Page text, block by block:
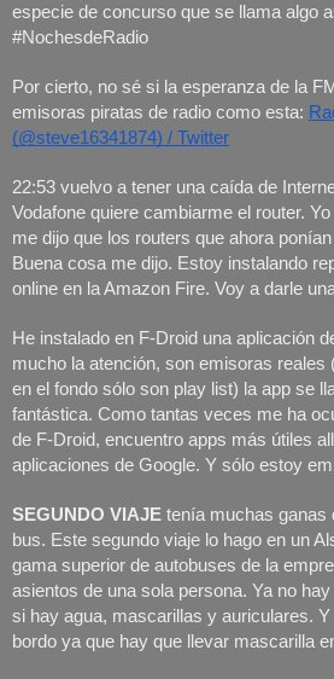
especie de concurso que se llama algo
#NochesdeRadio
Por cierto, no sé si la esperanza de la
emisoras piratas de radio como esta:
(@steve16341874) / Twitter
22:53 vuelvo a tener una caída de
Vodafone quiere cambiarme el router.
me dijo que los routers que ahora
Buena cosa me dijo. Estoy instalando
online en la Amazon Fire. Voy a darle
He instalado en F-Droid una aplicación
mucho la atención, son emisoras reales
en el fondo sólo son play list) la app se
fantástica. Como tantas veces me ha
de F-Droid, encuentro apps más útiles
aplicaciones de Google. Y sólo estoy
SEGUNDO VIAJE tenía muchas ganas
bus. Este segundo viaje lo hago en un
gama superior de autobuses de la
asientos de una sola persona. Ya no
si hay agua, mascarillas y auriculares.
bordo ya que hay que llevar mascarilla